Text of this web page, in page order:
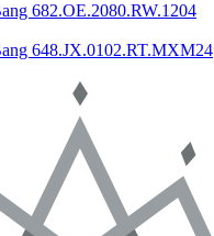
682.OE.2080.RW.1204
648.JX.0102.RT.MXM24